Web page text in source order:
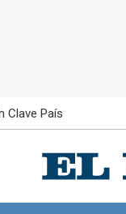
Clave País